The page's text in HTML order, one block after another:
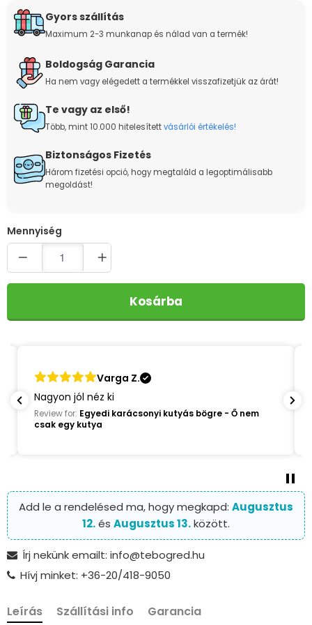
Gyors szállítás
Maximum 2-3 munkanap és nálad van a termék!
Boldogság Garancia
Ha nem vagy elégedett a termékkel visszafizetjük az árát!
Te vagy az első!
Több, mint 10.000 hitelesítettvásárlói értékelés!
Biztonságos Fizetés
Három fizetési opció, hogy megtaláld a legoptimálisabb
megoldást!
Quantity
Kosárba
Varga Z.
Nagyon jól néz ki
Review for: Egyedi karácsonyi kutyás bögre - Ő nem
csak egy kutya
Add le a rendelésed ma, hogy megkapd: Augusztus
12.és Augusztus 13.között.
Írj nekünk emailt: info@tebogred.hu
Hívj minket: +36-20/418-9050
Leírás Szállítási info Garancia